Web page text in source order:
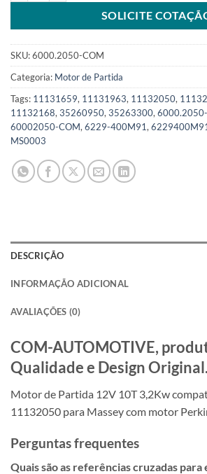
SOLICITE
SKU:6000.2050-COM
Categoria: Motor de Partida
Tags: 11131659, 11131963, 11132050,
11132168, 35260950, 35263300,
60002050-COM, 6229-400M91, 6229400M91
MS0003
DESCRIÇÃO
INFORMAÇÃO ADICIONAL
AVALIAÇÕES (0)
COM-AUTOMOTIVE,
Qualidade e Design Original.
Motor de Partida 12V 10T 3,2Kw
11132050 para Massey com motor
Perguntas frequentes
Quais são as referências cruzadas para